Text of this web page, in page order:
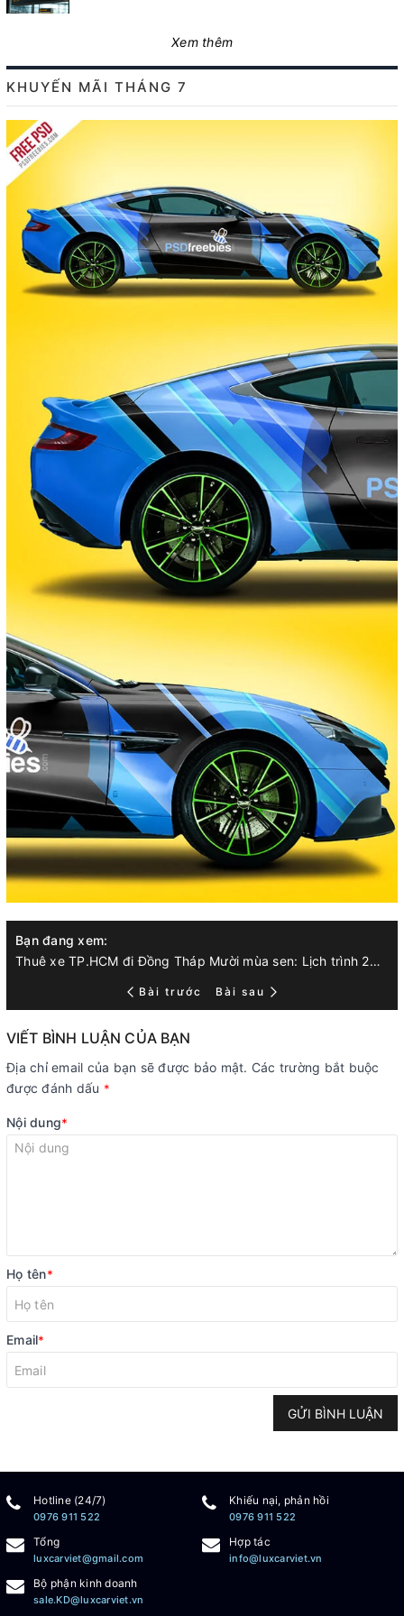
Xem thêm
KHUYẾN MÃI THÁNG 7
Bạn đang xem:
Thuê xe TP.HCM đi Đồng Tháp Mười mùa sen: Lịch trình 2N1Đ, chụp ảnh đầm sen – làng hoa & đặc sản miền Tây
Bài trước Bài sau
VIẾT BÌNH LUẬN CỦA BẠN
Địa chỉ email của bạn sẽ được bảo mật. Các trường bắt buộc
được đánh dấu *
Nội dung*
Họ tên*
Email*
GỬI BÌNH LUẬN
Hotline (24/7)
0976 911 522
Khiếu nại, phản hồi
0976 911 522
Tổng
luxcarviet@gmail.com
Hợp tác
info@luxcarviet.vn
Bộ phận kinh doanh
sale.KD@luxcarviet.vn